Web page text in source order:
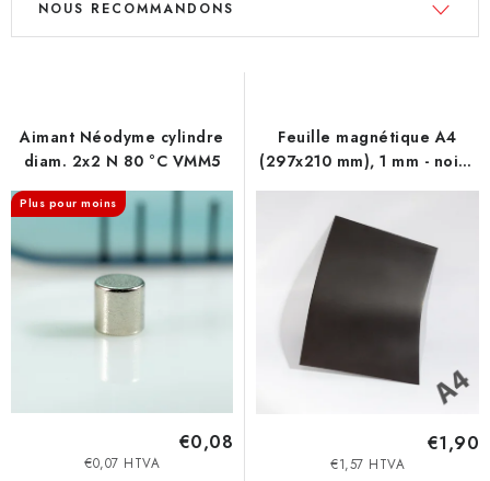
d
e
s
p
r
t
s
p
r
o
d
NOUS RECOMMANDONS
Aimant Néodyme cylindre
diam. 2x2 N 80 °C VMM5
Plus pour moins
€0,07 HTVA
€0,08
Feuille magnétique A4
(297x210 mm), 1 mm - noir -
€1,57 HTVA
€1,90